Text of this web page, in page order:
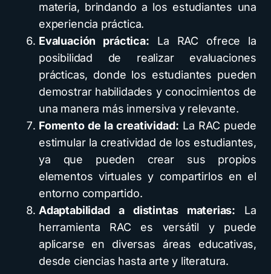
materia, brindando a los estudiantes una
experiencia práctica.
Evaluación práctica: La RAC ofrece la
posibilidad de realizar evaluaciones
prácticas, donde los estudiantes pueden
demostrar habilidades y conocimientos de
una manera más inmersiva y relevante.
Fomento de la creatividad: La RAC puede
estimular la creatividad de los estudiantes,
ya que pueden crear sus propios
elementos virtuales y compartirlos en el
entorno compartido.
Adaptabilidad a distintas materias: La
herramienta RAC es versátil y puede
aplicarse en diversas áreas educativas,
desde ciencias hasta arte y literatura.